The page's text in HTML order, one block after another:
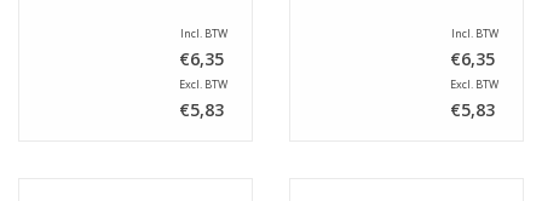
Incl. BTW
€6,35
Excl. BTW
€5,83
Incl. BTW
€6,35
Excl. BTW
€5,83